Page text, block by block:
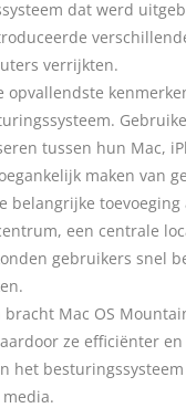
dat werd
verrijkten.
opvallendste
tussen hun Mac,
maken van
belangrijke
een centrale
gebruikers snel
bracht Mac OS
ze efficiënter
het